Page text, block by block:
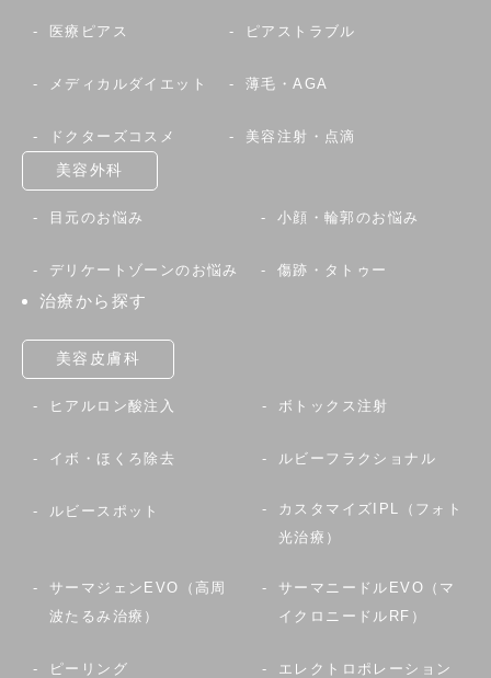
医療ピアス ピアストラブル
メディカルダイエット 薄毛・AGA
ドクターズコスメ 美容注射・点滴
美容外科
目元のお悩み 小顔・輪郭のお悩み
デリケートゾーンのお悩み 傷跡・タトゥー
治療から探す
美容皮膚科
ヒアルロン酸注入 ボトックス注射
イボ・ほくろ除去 ルビーフラクショナル
ルビースポット
カスタマイズIPL（フォト
光治療）
サーマジェンEVO（高周
波たるみ治療）
サーマニードルEVO（マ
イクロニードルRF）
ピーリング エレクトロポレーション